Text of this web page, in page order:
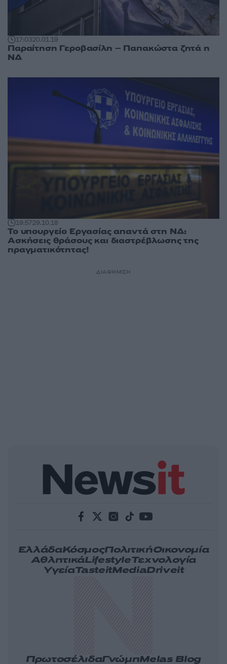
17:0320.01.19
Παραίτηση Γεροβασίλη – Παπακώστα ζητά η
ΝΔ
19:5729.10.18
Το υπουργείο Εργασίας απαντά στη ΝΔ:
Ασκήσεις θράσους και διαστρέβλωσης της
πραγματικότητας!
ΔΙΑΦΗΜΙΣΗ
ΕλλάδαΚόσμοςΠολιτικήΟικονομία
ΑθλητικάLifestyleΤεχνολογία
ΥγείαTasteitMediaDriveit
ΠρωτοσέλιδαΓνώμηMelas Blog